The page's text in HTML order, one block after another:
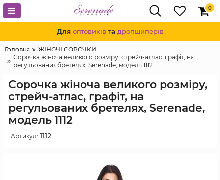
0
Для оптовиків та дропшиперів
Головна
ЖІНОЧІ СОРОЧКИ
Сорочка жіноча великого розміру, стрейч-атлас, графіт, на
регульованих бретелях, Serenade, модель 1112
Сорочка жіноча великого розміру,
стрейч-атлас, графіт, на
регульованих бретелях, Serenade,
модель 1112
Артикул: 1112